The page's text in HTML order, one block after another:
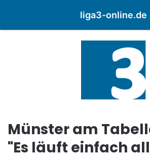
liga3-online.de
Münster am
"Es läuft einfach